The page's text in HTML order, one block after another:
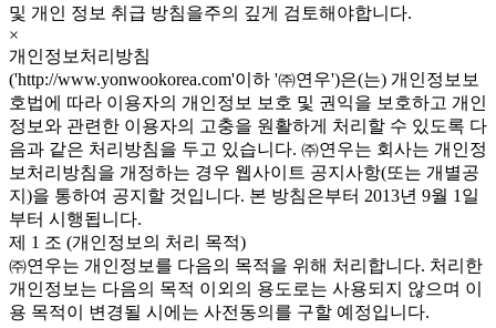
및 개인 정보 취급 방침을주의 깊게 검토해야합니다.
×
개인정보처리방침
('http://www.yonwookorea.com'이하 '㈜연우')은(는) 개인정보보
호법에 따라 이용자의 개인정보 보호 및 권익을 보호하고 개인
정보와 관련한 이용자의 고충을 원활하게 처리할 수 있도록 다
음과 같은 처리방침을 두고 있습니다. ㈜연우는 회사는 개인정
보처리방침을 개정하는 경우 웹사이트 공지사항(또는 개별공
지)을 통하여 공지할 것입니다. 본 방침은부터 2013년 9월 1일
부터 시행됩니다.
제 1 조 (개인정보의 처리 목적)
㈜연우는 개인정보를 다음의 목적을 위해 처리합니다. 처리한
개인정보는 다음의 목적 이외의 용도로는 사용되지 않으며 이
용 목적이 변경될 시에는 사전동의를 구할 예정입니다.